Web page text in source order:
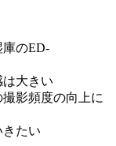
庫のED-
大きい
影頻度の向上に
たい